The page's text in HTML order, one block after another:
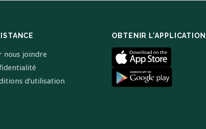
nous joindre
d'utilisation
OBTENIR L'APPLICATION